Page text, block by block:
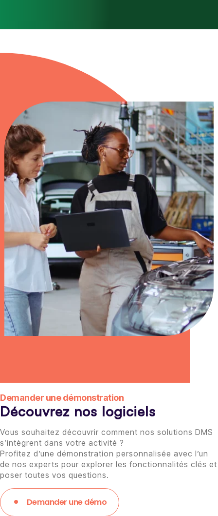
Demander une démonstration
Découvrez nos logiciels
Vous souhaitez découvrir comment nos solutions DMS
s’intègrent dans votre activité ?
Profitez d’une démonstration personnalisée avec l’un
de nos experts pour explorer les fonctionnalités clés et
poser toutes vos questions.
Demander une démo